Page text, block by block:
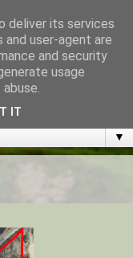
muuttaa
▼
deliver its services
and user-agent are
and security
usage
IT